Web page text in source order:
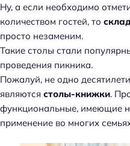
Ну, а если необходимо
количеством гостей, то
просто незаменим.
Такие столы стали
проведения пикника.
Пожалуй, не одно
являются столы-книжки.
функциональные, имеющие
применение во многих